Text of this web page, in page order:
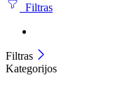
Filtras
Filtras
Kategorijos